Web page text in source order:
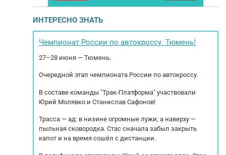
Тип
РММ: 45
500 Ширина 2 550 Высота 3 600 Объем
цистерны 28 м3 Оси: BPW Тип тормозов:
Дисковые Тип подвески: пнеморессорная
ИНТЕРЕСНО ЗНАТЬ
Чемпионат России по автокроссу. Тюмень!
27–28 июня — Тюмень.
Очередной этап чемпионата России по автокроссу.
В составе команды "Трак-Платформа" участвовали
Юрий Молявко и Станислав Сафонов!
Трасса — ад: в низине огромные лужи, а наверху —
пыльная сковородка. Стас сначала забыл закрыть
капот и на время сошёл с дистанции.